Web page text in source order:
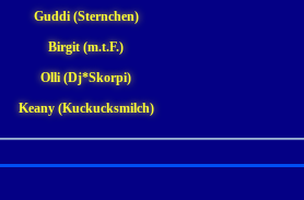
Guddi (Sternchen)
Birgit (m.t.F.)
Olli (Dj*Skorpi)
Keany (Kuckucksmilch)